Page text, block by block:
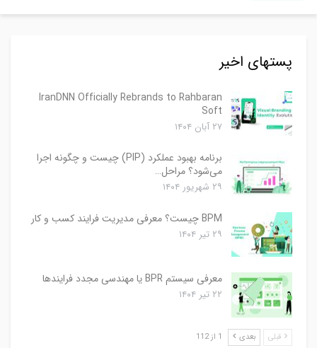
پستهای اخیر
IranDNN Officially Rebrands to Rahbaran
Soft
۲۷ آبان ۱۴۰۴
برنامه بهبود عملکرد (PIP) چیست و چگونه اجرا
می‌شود؟ مراحل…
۲۹ شهریور ۱۴۰۴
BPM چیست؟ معرفی مدیریت فرایند کسب و کار
۲۹ تیر ۱۴۰۴
معرفی سیستم BPR یا مهندسی مجدد فرایندها
۲۲ تیر ۱۴۰۴
قبلی بعدی 1 از 112